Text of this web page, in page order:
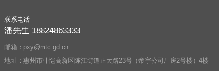
联系电话
潘先生 18824863333
邮箱：pxy@mtc.gd.cn
地址：惠州市仲恺高新区陈江街道正大路23号（帝宇公司厂房2号楼）4楼